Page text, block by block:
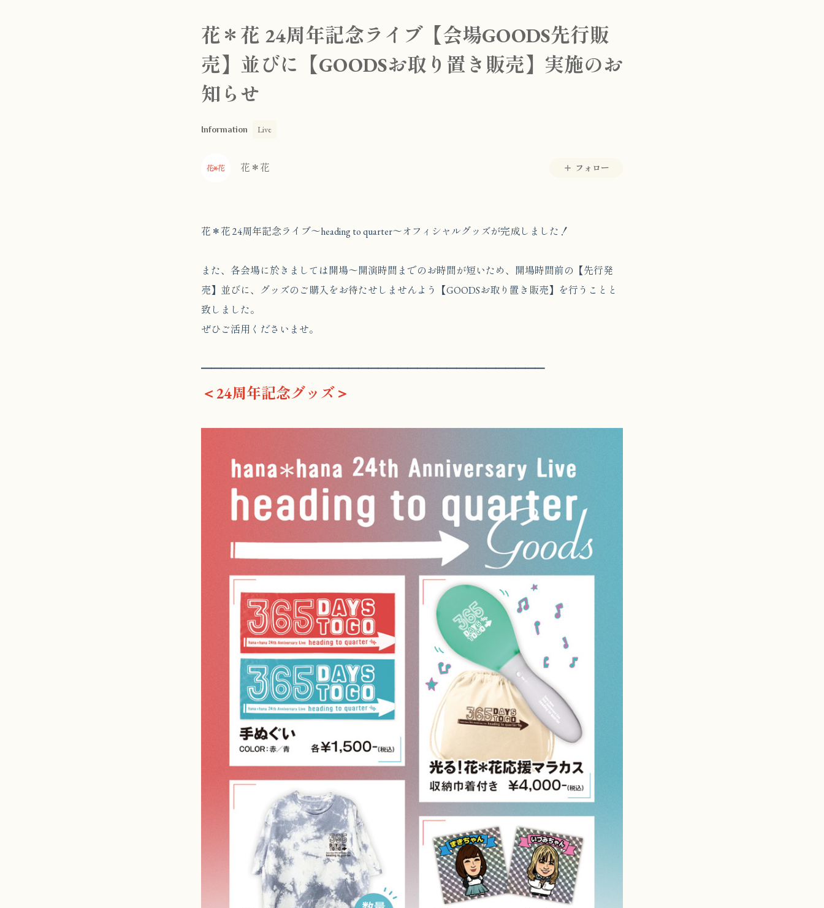
花＊花 24周年記念ライブ【会場GOODS先行販
売】並びに【GOODSお取り置き販売】実施のお
知らせ
Information Live
花＊花 フォロー
花＊花 24周年記念ライブ～heading to quarter～オフィシャルグッズが完成しました！
また、各会場に於きましては開場〜開演時間までのお時間が短いため、開場時間前の【先行発
売】並びに、グッズのご購入をお待たせしませんよう【GOODSお取り置き販売】を行うことと
致しました。
ぜひご活用くださいませ。
━━━━━━━━━━━━━━━━━━━━━━━━━━━━━━━━━━━
＜24周年記念グッズ＞